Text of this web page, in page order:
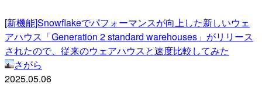
[新機能]Snowflakeでパフォーマンスが向上した新しいウェ
アハウス「Generation 2 standard warehouses」がリリース
されたので、従来のウェアハウスと速度比較してみた
さがら
2025.05.06